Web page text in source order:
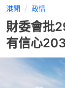
港聞 政情
財委會批
有信心